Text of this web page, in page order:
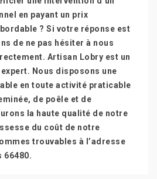
en payant un prix
? Si votre réponse est
de ne pas hésiter à nous
Artisan Lobry est un
Nous disposons une
en toute activité praticable
de poêle et de
la haute qualité de notre
du coût de notre
trouvables à l’adresse
66480.